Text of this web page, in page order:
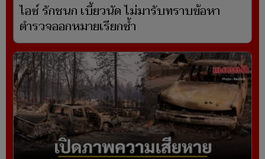
ไอซ์ รักชนก เบี้ยวนัด ไม่มารับทราบข้อหา
ตำรวจออกหมายเรียกซ้ำ